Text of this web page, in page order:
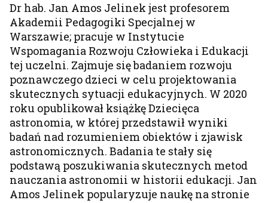
Dr hab. Jan Amos Jelinek jest profesorem
Akademii Pedagogiki Specjalnej w
Warszawie; pracuje w Instytucie
Wspomagania Rozwoju Człowieka i Edukacji
tej uczelni. Zajmuje się badaniem rozwoju
poznawczego dzieci w celu projektowania
skutecznych sytuacji edukacyjnych. W 2020
roku opublikował książkę Dziecięca
astronomia, w której przedstawił wyniki
badań nad rozumieniem obiektów i zjawisk
astronomicznych. Badania te stały się
podstawą poszukiwania skutecznych metod
nauczania astronomii w historii edukacji. Jan
Amos Jelinek popularyzuje naukę na stronie